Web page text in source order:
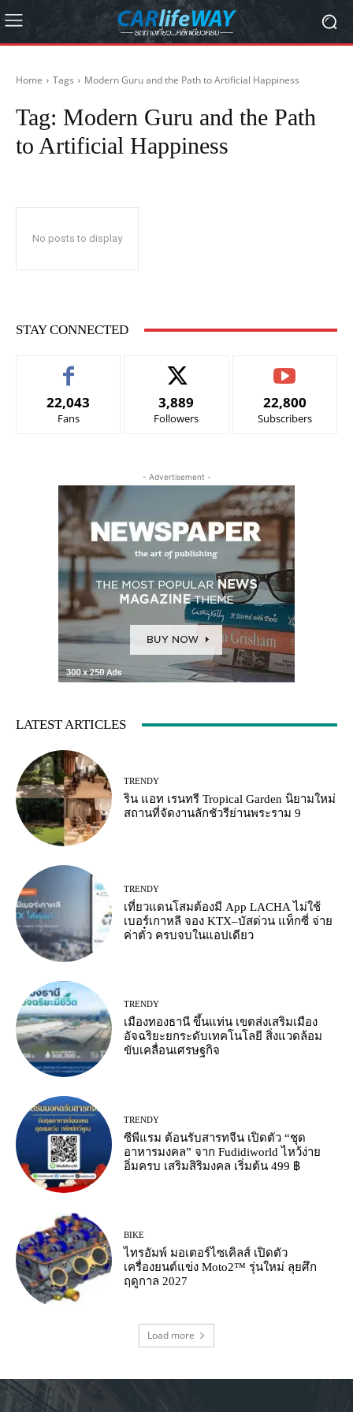
Home Tags Modern Guru and the Path to Artificial Happiness
Tag: Modern Guru and the Path
to Artificial Happiness
No posts to display
STAY CONNECTED
22,043
Fans
3,889
Followers
22,800
Subscribers
- Advertisement -
LATEST ARTICLES
TRENDY
ริน แอท เรนทรี Tropical Garden นิยามใหม่
สถานที่จัดงานลักชัวรีย่านพระราม 9
TRENDY
เที่ยวแดนโสมต้องมี App LACHA ไม่ใช้
เบอร์เกาหลี จอง KTX–บัสด่วน แท็กซี่ จ่าย
ค่าตั๋ว ครบจบในแอปเดียว
TRENDY
เมืองทองธานี ขึ้นแท่น เขตส่งเสริมเมือง
อัจฉริยะยกระดับเทคโนโลยี สิ่งแวดล้อม
ขับเคลื่อนเศรษฐกิจ
TRENDY
ซีพีแรม ต้อนรับสารทจีน เปิดตัว “ชุด
อาหารมงคล” จาก Fudidiworld ไหว้ง่าย
อิ่มครบ เสริมสิริมงคล เริ่มต้น 499 ฿
BIKE
ไทรอัมพ์ มอเตอร์ไซเคิลส์ เปิดตัว
เครื่องยนต์แข่ง Moto2™ รุ่นใหม่ ลุยศึก
ฤดูกาล 2027
Load more